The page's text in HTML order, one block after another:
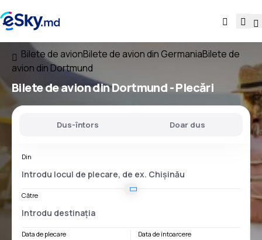
Bilete de avionBilete de avion din GermaniaBilete de
avion din Dortmund
Bilete de aviondin Dortmund- Plecări
Dus-întors Doar dus
Din
Către
Data de plecare Data de întoarcere